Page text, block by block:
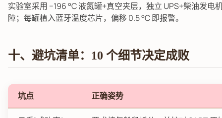
实验室采用 −196 °C 液氮罐+真空夹层，独立 UPS+柴油发电
障；每罐植入蓝牙温度芯片，偏移 0.5 °C 即报警。
十、避坑清单：10 个细节决定成败
坑点 正确姿势